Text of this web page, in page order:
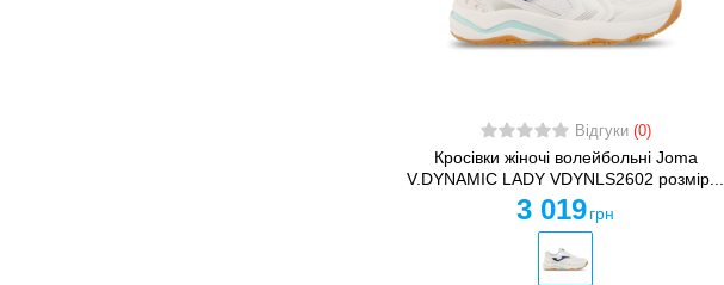
Відгуки (0)
Кросівки жіночі волейбольні Joma
V.DYNAMIC LADY VDYNLS2602 розмір...
3 019 грн